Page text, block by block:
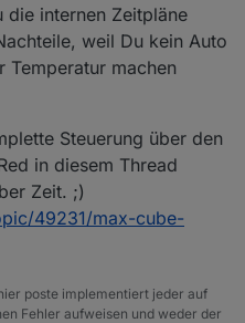
die internen Zeitpläne
weil Du kein Auto
Temperatur machen
Steuerung über den
in diesem Thread
Zeit. ;)
49231/max-cube-
poste implementiert jeder auf
Fehler aufweisen und weder der